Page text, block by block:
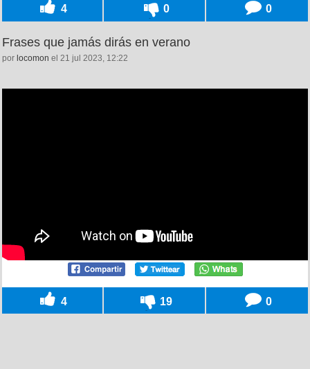
4 0 0
Frases que jamás dirás en verano
por locomon el 21 jul 2023, 12:22
4 19 0